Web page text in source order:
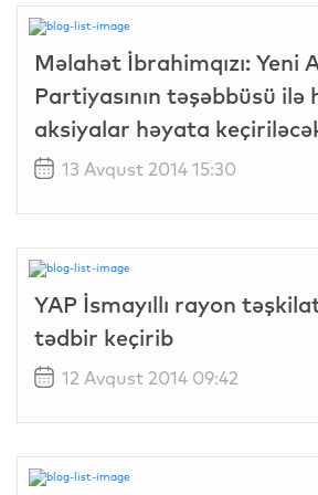
Məlahət İbrahimqızı: Yeni
Partiyasının təşəbbüsü
aksiyalar həyata
13 Avqust 2014 15:30
YAP İsmayıllı rayon
tədbir keçirib
12 Avqust 2014 09:42